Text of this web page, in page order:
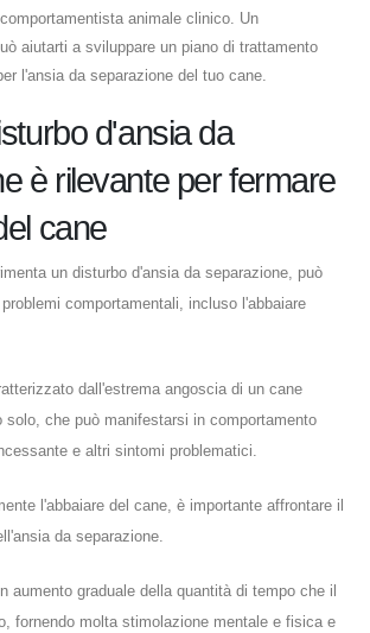
animale clinico. Un
aiutarti a sviluppare un piano di trattamento
l'ansia da separazione del tuo cane.
d'ansia da
è rilevante per fermare
cane
un disturbo d'ansia da separazione, può
comportamentali, incluso l'abbaiare
dall'estrema angoscia di un cane
solo, che può manifestarsi in comportamento
e altri sintomi problematici.
l'abbaiare del cane, è importante affrontare il
da separazione.
aumento graduale della quantità di tempo che il
fornendo molta stimolazione mentale e fisica e